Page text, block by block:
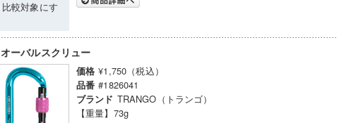
比較対象にす
オーバルスクリュー
価格 ¥1,750（税込）
品番 #1826041
ブランド TRANGO（トランゴ）
【重量】73g